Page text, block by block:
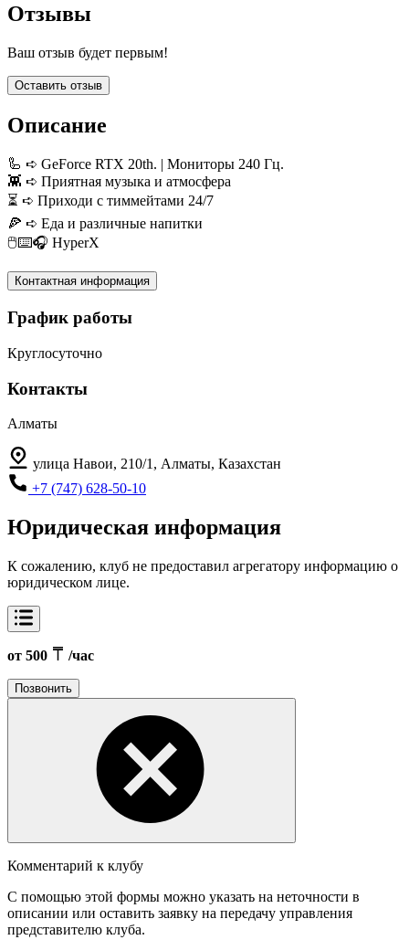
Отзывы
Ваш отзыв будет первым!
Оставить отзыв
Описание
🦾 ➪ GeForce RTX 20th. | Мониторы 240 Гц.
👾 ➪ Приятная музыка и атмосфера
⏳ ➪ Приходи с тиммейтами 24/7
🍕 ➪ Еда и различные напитки
🖱️⌨️🎧 HyperX
Контактная информация
График работы
Круглосуточно
Контакты
Алматы
улица Навои, 210/1, Алматы, Казахстан
+7 (747) 628-50-10
Юридическая информация
К сожалению, клуб не предоставил агрегатору информацию о
юридическом лице.
от 500 /час
Позвонить
Комментарий к клубу
С помощью этой формы можно указать на неточности в
описании или оставить заявку на передачу управления
представителю клуба.